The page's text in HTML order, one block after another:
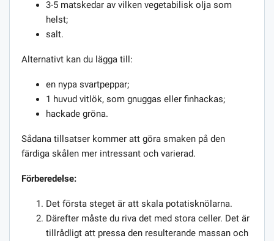
3-5 matskedar av vilken vegetabilisk olja som
helst;
salt.
Alternativt kan du lägga till:
en nypa svartpeppar;
1 huvud vitlök, som gnuggas eller finhackas;
hackade gröna.
Sådana tillsatser kommer att göra smaken på den
färdiga skålen mer intressant och varierad.
Förberedelse:
Det första steget är att skala potatisknölarna.
Därefter måste du riva det med stora celler. Det är
tillrådligt att pressa den resulterande massan och